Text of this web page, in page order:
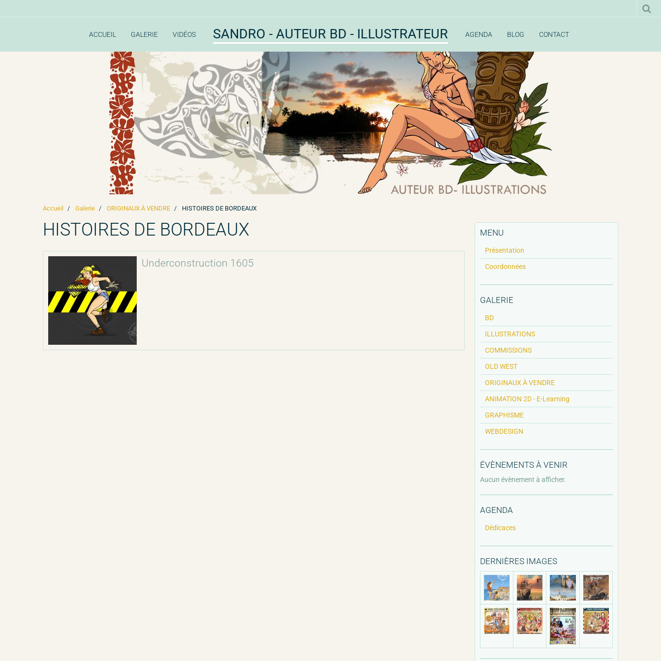
ACCUEIL GALERIE VIDÉOS SANDRO - AUTEUR BD - ILLUSTRATEUR AGENDA BLOG CONTACT
Accueil Galerie ORIGINAUX À VENDRE HISTOIRES DE BORDEAUX
HISTOIRES DE BORDEAUX
Underconstruction 1605
MENU
Présentation
Coordonnées
GALERIE
BD
ILLUSTRATIONS
COMMISSIONS
OLD WEST
ORIGINAUX À VENDRE
ANIMATION 2D - E-Learning
GRAPHISME
WEBDESIGN
ÉVÈNEMENTS À VENIR
Aucun évènement à afficher.
AGENDA
Dédicaces
DERNIÈRES IMAGES